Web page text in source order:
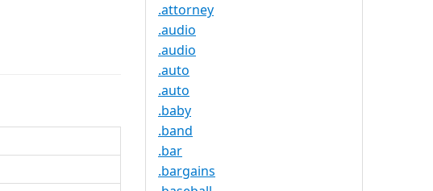
.attorney
.audio
.audio
.auto
.auto
.baby
.band
.bar
.bargains